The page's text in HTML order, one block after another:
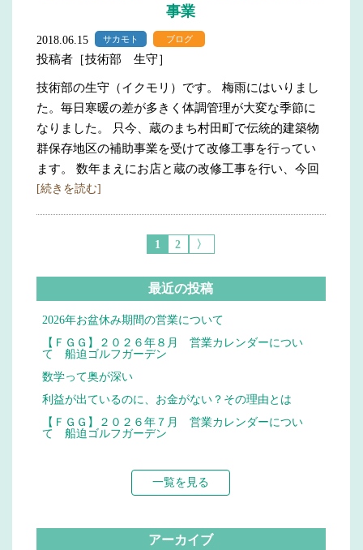
事業
2018.06.15 サカモト ブログ
投稿者［技術部 生守］
技術部の生守（イクモリ）です。 梅雨にはいりまし
た。毎日寒暖の差が多きく体調管理が大変な季節に
なりました。 只今、蔵のまち村田町で伝統的建築物
群保存地区の補助事業を受けて改修工事を行ってい
ます。 数年まえにお店と蔵の改修工事を行い、今回
[続きを読む]
1 2 〉
最近の投稿
2026年お盆休み期間の営業について
【ＦＧＧ】２０２６年８月 営業カレンダーについ
て 船迫ゴルフガーデン
数学って奥が深い
利益が出ているのに、お金がない？その理由とは
【ＦＧＧ】２０２６年７月 営業カレンダーについ
て 船迫ゴルフガーデン
一覧を見る
アーカイブ